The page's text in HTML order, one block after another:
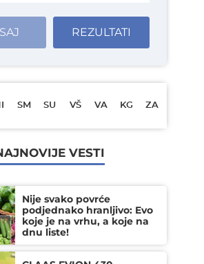
REZULTATI
SM SU VŠ VA KG ZA
VESTI
Nije svako povrće
podjednako hranljivo: Evo
koje je na vrhu, a koje na
dnu liste!